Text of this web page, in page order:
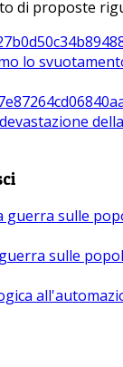
di proposte
lo
guerra sulle
sulle